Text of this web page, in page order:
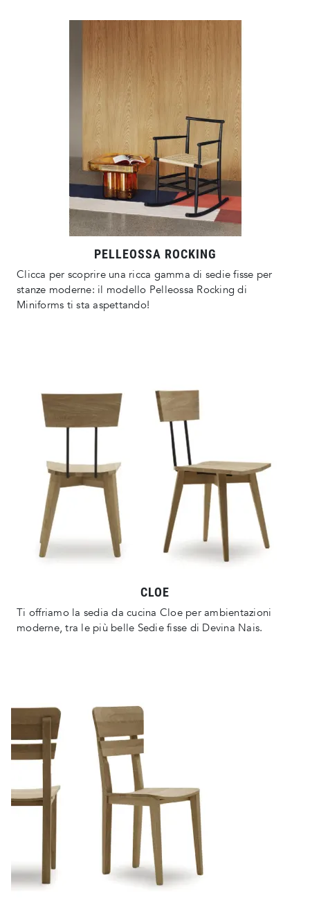
PELLEOSSA ROCKING
Clicca per scoprire una ricca gamma di sedie fisse per
stanze moderne: il modello Pelleossa Rocking di
Miniforms ti sta aspettando!
CLOE
Ti offriamo la sedia da cucina Cloe per ambientazioni
moderne, tra le più belle Sedie fisse di Devina Nais.